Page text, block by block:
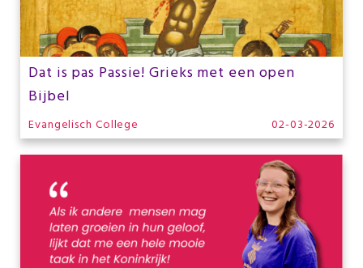
Dat is pas Passie! Grieks met een open
Bijbel
Evangelisch College 02-03-2026